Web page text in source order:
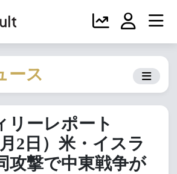
ース
リーレポート
月2日）米・イスラ
攻撃で中東戦争が